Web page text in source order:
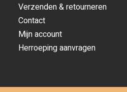
Verzenden & retourneren
Contact
Mijn account
Herroeping aanvragen